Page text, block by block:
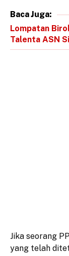
Baca Juga:
Lompatan
Talenta ASN
Jika seorang
yang telah